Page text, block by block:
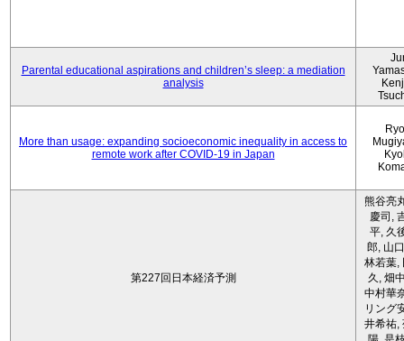
Parental educational aspirations and children’s sleep: a mediation
analysis
More than usage: expanding socioeconomic inequality in access to
remote work after COVID-19 in Japan
第227回日本経済予測
熊谷亮
慶司,
平, 久
郎, 山
林若葉,
久, 畑
中村華
リング
井希祐,